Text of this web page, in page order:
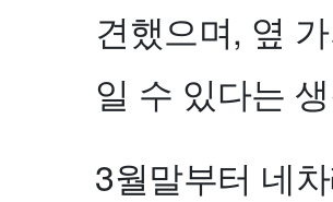
견했으며, 옆
일 수 있다는
3월말부터 네